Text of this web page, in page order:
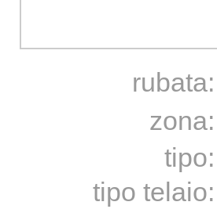
rubata:
zona:
tipo:
tipo telaio: